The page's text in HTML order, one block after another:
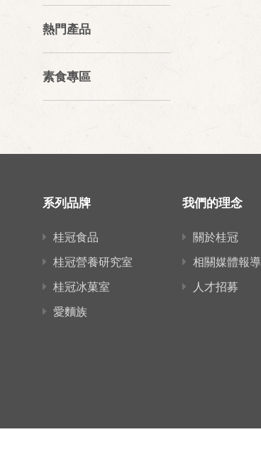
熱門產品
素食專區
系列品牌
桂冠食品
桂冠營養研究室
桂冠冰菓室
愛麵族
我們的理念
關於桂冠
相關媒體報導
人才招募